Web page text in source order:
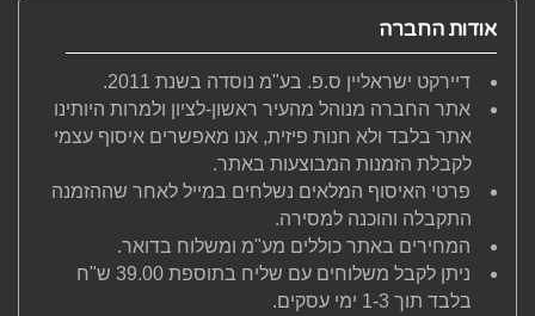
אודות החברה
דיירקט ישראליין ס.פ. בע"מ נוסדה בשנת 2011.
אתר החברה מנוהל מהעיר ראשון-לציון ולמרות היותינו
אתר בלבד ולא חנות פיזית, אנו מאפשרים איסוף עצמי
לקבלת הזמנות המבוצעות באתר.
פרטי האיסוף המלאים נשלחים במייל לאחר שההזמנה
התקבלה והוכנה למסירה.
המחירים באתר כוללים מע"מ ומשלוח בדואר.
ניתן לקבל משלוחים עם שליח בתוספת 39.00 ש"ח
בלבד תוך 1-3 ימי עסקים.